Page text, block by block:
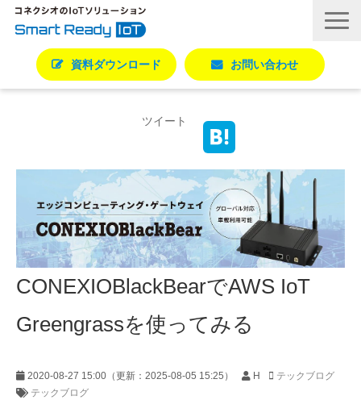
資料ダウンロード お問い合わせ
コネクシオIoTの強み
導入事例
ブログ
お役立ち資料
パートナー一覧
ツイート
CONEXIOBlackBearでAWS IoT
Greengrassを使ってみる
2020-08-27 15:00 （更新： 2025-08-05 15:25 ） H
テックブログ
テックブログ